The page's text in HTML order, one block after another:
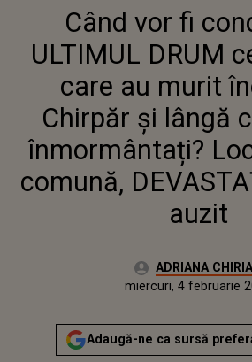
ULTIMUL
CARE AU
CHIRPĂR ȘI
COMUNĂ,
Când vor fi
ULTIMUL DRUM
care au murit
Chirpăr și lângă
înmormântați?
comună,
auzit
Autor:ADRIANA
miercuri, 4 februarie 2026
Actualizat:
miercuri, 4 februarie
Adaugă-ne ca sursă